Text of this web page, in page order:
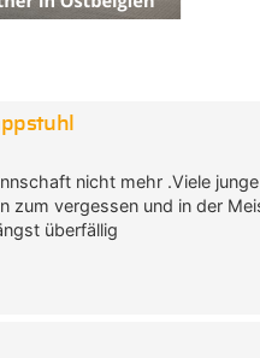
nicht mehr .Viele
zum vergessen und in der
überfällig